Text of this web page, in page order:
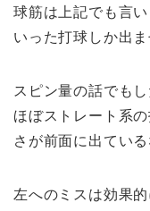
球筋は上記でも言
いった打球しか出
スピン量の話でも
ほぼストレート系
さが前面に出てい
左へのミスは効果